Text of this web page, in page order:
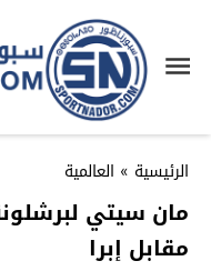
الرئيسية » العالمية
مقابل إبرا